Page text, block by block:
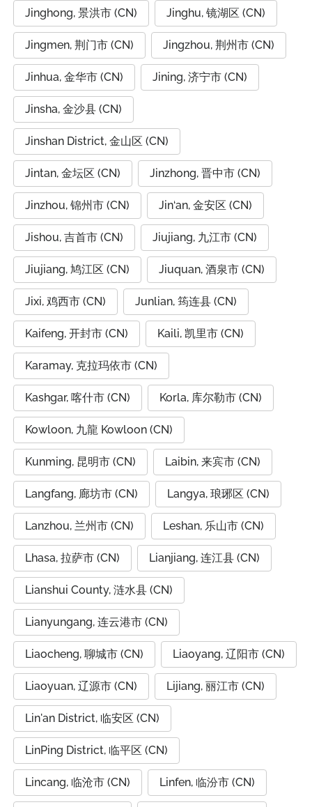
Jinghong, 景洪市 (CN) Jinghu, 镜湖区 (CN)
Jingmen, 荆门市 (CN) Jingzhou, 荆州市 (CN)
Jinhua, 金华市 (CN) Jining, 济宁市 (CN)
Jinsha, 金沙县 (CN)
Jinshan District, 金山区 (CN)
Jintan, 金坛区 (CN) Jinzhong, 晋中市 (CN)
Jinzhou, 锦州市 (CN) Jin‘an, 金安区 (CN)
Jishou, 吉首市 (CN) Jiujiang, 九江市 (CN)
Jiujiang, 鸠江区 (CN) Jiuquan, 酒泉市 (CN)
Jixi, 鸡西市 (CN) Junlian, 筠连县 (CN)
Kaifeng, 开封市 (CN) Kaili, 凯里市 (CN)
Karamay, 克拉玛依市 (CN)
Kashgar, 喀什市 (CN) Korla, 库尔勒市 (CN)
Kowloon, 九龍 Kowloon (CN)
Kunming, 昆明市 (CN) Laibin, 来宾市 (CN)
Langfang, 廊坊市 (CN) Langya, 琅琊区 (CN)
Lanzhou, 兰州市 (CN) Leshan, 乐山市 (CN)
Lhasa, 拉萨市 (CN) Lianjiang, 连江县 (CN)
Lianshui County, 涟水县 (CN)
Lianyungang, 连云港市 (CN)
Liaocheng, 聊城市 (CN) Liaoyang, 辽阳市 (CN)
Liaoyuan, 辽源市 (CN) Lijiang, 丽江市 (CN)
Lin'an District, 临安区 (CN)
LinPing District, 临平区 (CN)
Lincang, 临沧市 (CN) Linfen, 临汾市 (CN)